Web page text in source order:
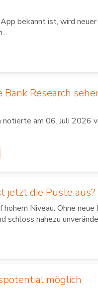
bekannt ist, wird
Research
am 06. Juli 2026
jetzt die Puste aus?
Niveau. Ohne
schloss nahezu
möglich